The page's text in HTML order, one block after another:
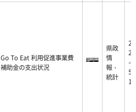
Go To Eat 利用促進事業費
補助金の支出状況
県政
情
報・
統計
20
20
-0
5-
13